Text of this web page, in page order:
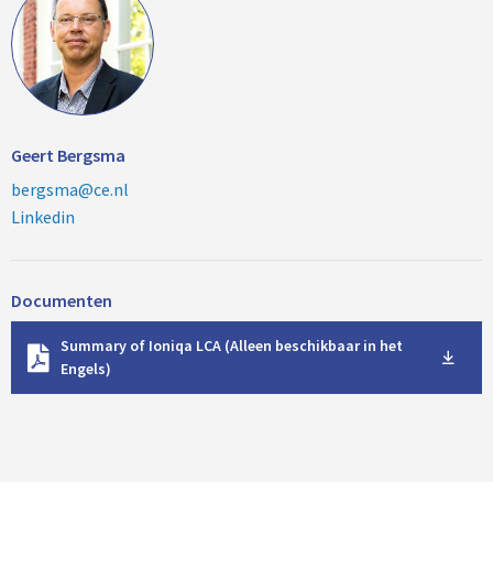
Geert Bergsma
bergsma@ce.nl
Linkedin
Documenten
Summary of Ioniqa LCA (Alleen beschikbaar in het
Engels)